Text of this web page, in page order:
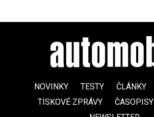
NOVINKY TESTY ČLÁNKY
TISKOVÉ ZPRÁVY
ČASOPISY